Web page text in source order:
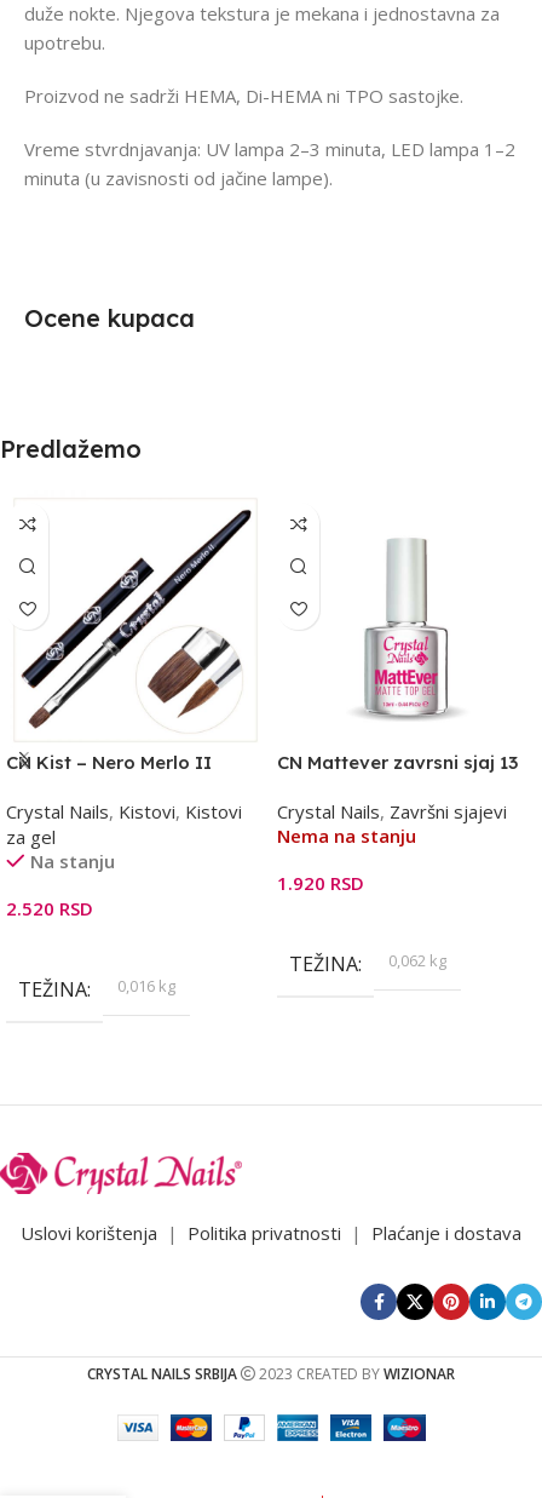
duže nokte. Njegova tekstura je mekana i jednostavna za
upotrebu.
Proizvod ne sadrži HEMA, Di-HEMA ni TPO sastojke.
Vreme stvrdnjavanja: UV lampa 2–3 minuta, LED lampa 1–2
minuta (u zavisnosti od jačine lampe).
Ocene kupaca
Predlažemo
CN Kist – Nero Merlo II
Crystal Nails, Kistovi, Kistovi
za gel
Na stanju
2.520 RSD
TEŽINA 0,016 kg
CN Mattever zavrsni sjaj 13
Crystal Nails, Završni sjajevi
Nema na stanju
1.920 RSD
TEŽINA 0,062 kg
Uslovi korištenja | Politika privatnosti | Plaćanje i dostava
CRYSTAL NAILS SRBIJA 2023 CREATED BYWIZIONAR